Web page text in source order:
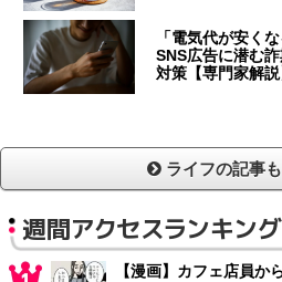
「電気代が安く
SNS広告に潜む
対策【専門家解説
ライフの記事
週間アクセスランキング
【漫画】カフェ店員か